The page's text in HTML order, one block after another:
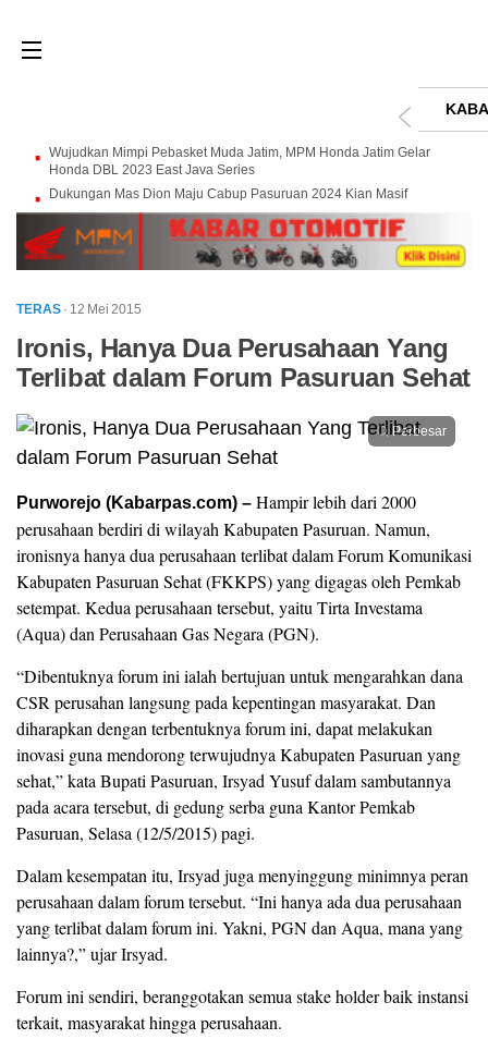
Wujudkan Mimpi Pebasket Muda Jatim, MPM Honda Jatim Gelar
Honda DBL 2023 East Java Series
Dukungan Mas Dion Maju Cabup Pasuruan 2024 Kian Masif
TERAS · 12 Mei 2015
Ironis, Hanya Dua Perusahaan Yang
Terlibat dalam Forum Pasuruan Sehat
Perbesar
Purworejo (Kabarpas.com) – Hampir lebih dari 2000
perusahaan berdiri di wilayah Kabupaten Pasuruan. Namun,
ironisnya hanya dua perusahaan terlibat dalam Forum Komunikasi
Kabupaten Pasuruan Sehat (FKKPS) yang digagas oleh Pemkab
setempat. Kedua perusahaan tersebut, yaitu Tirta Investama
(Aqua) dan Perusahaan Gas Negara (PGN).
“Dibentuknya forum ini ialah bertujuan untuk mengarahkan dana
CSR perusahan langsung pada kepentingan masyarakat. Dan
diharapkan dengan terbentuknya forum ini, dapat melakukan
inovasi guna mendorong terwujudnya Kabupaten Pasuruan yang
sehat,” kata Bupati Pasuruan, Irsyad Yusuf dalam sambutannya
pada acara tersebut, di gedung serba guna Kantor Pemkab
Pasuruan, Selasa (12/5/2015) pagi.
Dalam kesempatan itu, Irsyad juga menyinggung minimnya peran
perusahaan dalam forum tersebut. “Ini hanya ada dua perusahaan
yang terlibat dalam forum ini. Yakni, PGN dan Aqua, mana yang
lainnya?,” ujar Irsyad.
Forum ini sendiri, beranggotakan semua stake holder baik instansi
terkait, masyarakat hingga perusahaan.